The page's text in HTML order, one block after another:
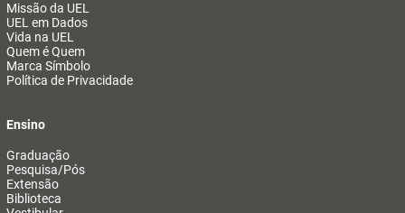
Missão da UEL
UEL em Dados
Vida na UEL
Quem é Quem
Marca Símbolo
Política de Privacidade
Ensino
Graduação
Pesquisa/Pós
Extensão
Biblioteca